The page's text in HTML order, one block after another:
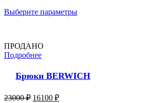
Выберите параметры
ПРОДАНО
Подробнее
Брюки BERWICH
23000₽ 16100 ₽